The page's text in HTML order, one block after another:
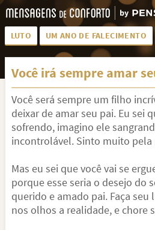
LUTO UM ANO DE FALECIMENTO
LUTO PARA AMIGA
SAUDADES DA MÃE
PÊSAMES PARA AMIGA
MEUS SENTIMENTOS
FRASES DE LUTO PARA AMIGO
TODAS AS
Você irá sempre amar
Você será sempre um filho
deixar de amar seu pai. Eu sei
sofrendo, imagino ele
incontrolável. Sinto muito pela
Mas eu sei que você vai se
porque esse seria o desejo do
querido e amado pai. Faça
nos olhos a realidade, e chore